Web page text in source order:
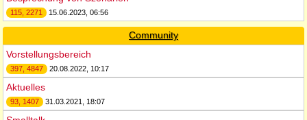
115, 2271 15.06.2023, 06:56
Community
Vorstellungsbereich
397, 4847 20.08.2022, 10:17
Aktuelles
93, 1407 31.03.2021, 18:07